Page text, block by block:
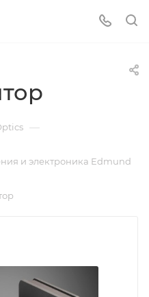
—
и электроника Edmund